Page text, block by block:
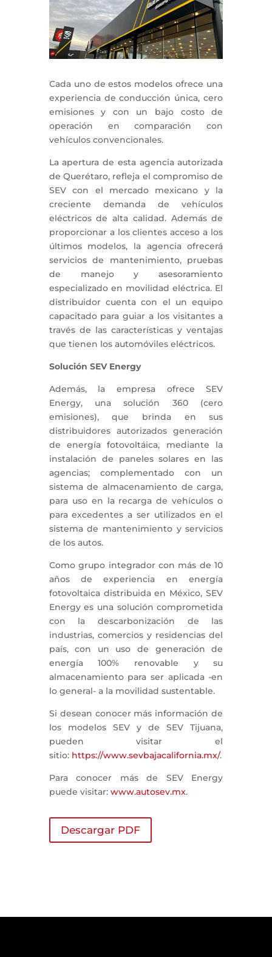
Cada uno de estos modelos ofrece una
experiencia de conducción única, cero
emisiones y con un bajo costo de
operación en comparación con
vehículos convencionales.
La apertura de esta agencia autorizada
de Querétaro, refleja el compromiso de
SEV con el mercado mexicano y la
creciente demanda de vehículos
eléctricos de alta calidad. Además de
proporcionar a los clientes acceso a los
últimos modelos, la agencia ofrecerá
servicios de mantenimiento, pruebas
de manejo y asesoramiento
especializado en movilidad eléctrica. El
distribuidor cuenta con el un equipo
capacitado para guiar a los visitantes a
través de las características y ventajas
que tienen los automóviles eléctricos.
Solución SEV Energy
Además, la empresa ofrece SEV
Energy, una solución 360 (cero
emisiones), que brinda en sus
distribuidores autorizados generación
de energía fotovoltáica, mediante la
instalación de paneles solares en las
agencias; complementado con un
sistema de almacenamiento de carga,
para uso en la recarga de vehículos o
para excedentes a ser utilizados en el
sistema de mantenimiento y servicios
de los autos.
Como grupo integrador con más de 10
años de experiencia en energía
fotovoltaica distribuida en México, SEV
Energy es una solución comprometida
con la descarbonización de las
industrias, comercios y residencias del
país, con un uso de generación de
energía 100% renovable y su
almacenamiento para ser aplicada -en
lo general- a la movilidad sustentable.
Si desean conocer más información de
los modelos SEV y de SEV Tijuana,
pueden visitar el
sitio: https://www.sevbajacalifornia.mx/.
Para conocer más de SEV Energy
puede visitar: www.autosev.mx.
Descargar PDF